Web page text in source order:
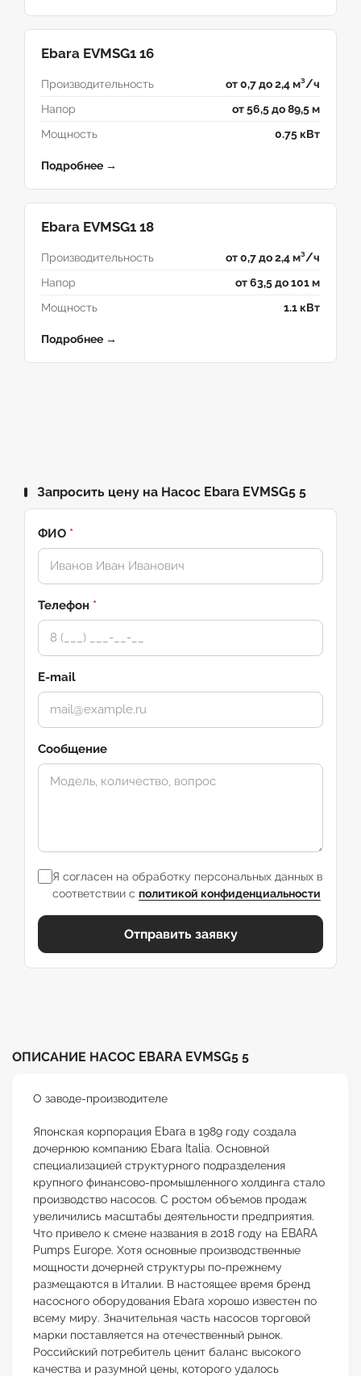
Ebara EVMSG1 16
Производительность
от 0,7 до 2,4 м³/ч
Напор
от 56,5 до 89,5 м
Мощность
0.75 кВт
Подробнее →
Ebara EVMSG1 18
Производительность
от 0,7 до 2,4 м³/ч
Напор
от 63,5 до 101 м
Мощность
1.1 кВт
Подробнее →
Запросить цену на Насос Ebara EVMSG5 5
ФИО *
Телефон *
E-mail
Сообщение
Я согласен на обработку персональных данных в
соответствии с политикой конфиденциальности
Отправить заявку
ОПИСАНИЕ НАСОС EBARA EVMSG5 5
О заводе-производителе
Японская корпорация Ebara в 1989 году создала
дочернюю компанию Ebara Italia. Основной
специализацией структурного подразделения
крупного финансово-промышленного холдинга стало
производство насосов. С ростом объемов продаж
увеличились масштабы деятельности предприятия.
Что привело к смене названия в 2018 году на EBARA
Pumps Europe. Хотя основные производственные
мощности дочерней структуры по-прежнему
размещаются в Италии. В настоящее время бренд
насосного оборудования Ebara хорошо известен по
всему миру. Значительная часть насосов торговой
марки поставляется на отечественный рынок.
Российский потребитель ценит баланс высокого
качества и разумной цены, которого удалось